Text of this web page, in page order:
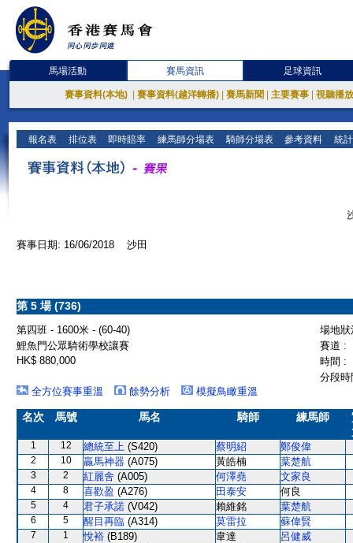
馬場活動 賽馬資訊 足球資訊
賽事資料(本地) 賽事資料(越洋轉播) 賽馬新聞 主要賽事 視聽播
報名表 排位表 即時賠率 練馬師分場表 騎師分場表 參考資料 統
賽事日期: 16/06/2018 沙田
第 5 場 (736)
第四班 - 1600米 - (60-40)
場地
鯉魚門公眾騎術學校讓賽
賽道 :
HK$ 880,000
時間 :
分段
全方位賽事重溫
餘勢分析 模擬鳥瞰重溫
名次 馬號 馬名 騎師 練馬師
1 12 總統至上 (S420) 蔡明紹 鄭俊偉
2 10 贏馬神器 (A075) 黃皓楠 葉楚航
3 2 紅麗舍 (A005) 何澤堯 文家良
4 8 喜歡盈 (A276) 田泰安 何良
5 4 君子承諾 (V042) 賴維銘 葉楚航
6 5 醒目再臨 (A314) 莫雷拉 蘇偉賢
7 1 悅裕 (B189) 韋達 呂健威